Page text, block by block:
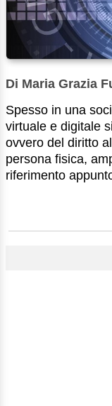
Di Maria Grazia
Spesso in una
virtuale e digitale
ovvero del diritto
persona fisica,
riferimento